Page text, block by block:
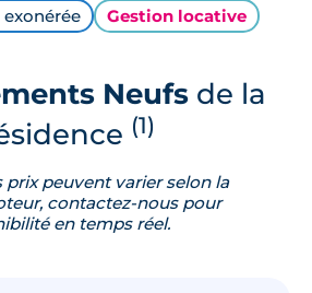
Gestion locative
Neufsde la
(1)
prix peuvent varier selon la
contactez-nous pour
en temps réel.